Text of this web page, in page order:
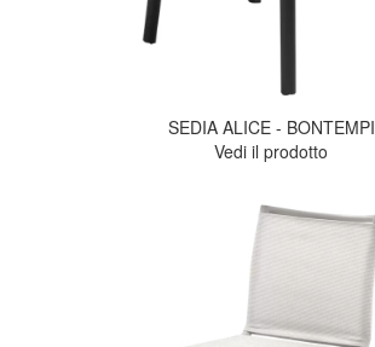
SEDIA ALICE - BONTEMPI
Vedi il prodotto